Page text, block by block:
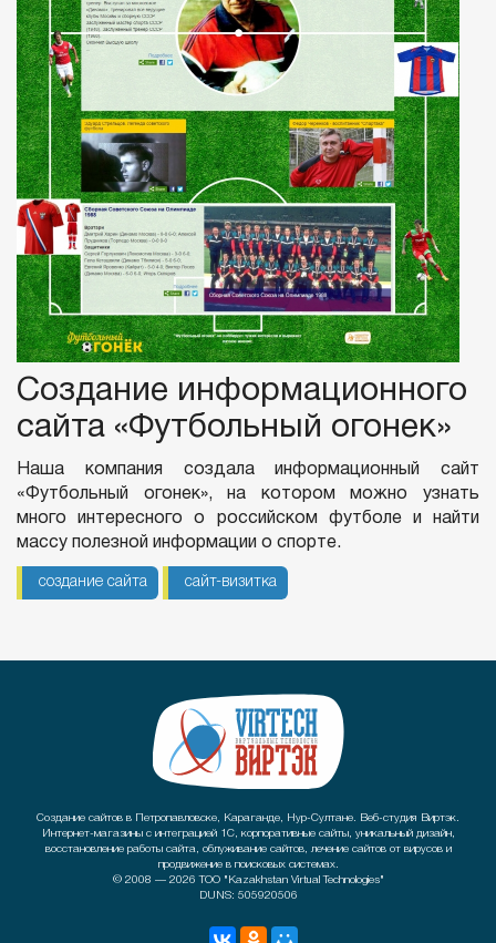
Создание информационного
сайта «Футбольный огонек»
Наша компания создала информационный сайт
«Футбольный огонек», на котором можно узнать
много интересного о российском футболе и найти
массу полезной информации о спорте.
создание сайта сайт-визитка
Создание сайтов в Петропавловске, Караганде, Нур-Султане. Веб-студия Виртэк.
Интернет-магазины с интеграцией 1С, корпоративные сайты, уникальный дизайн,
восстановление работы сайта, облуживание сайтов, лечение сайтов от вирусов и
продвижение в поисковых системах.
© 2008 — 2026 ТОО "Kazakhstan Virtual Technologies"
DUNS: 505920506